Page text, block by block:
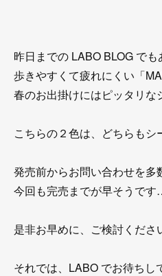
昨日までの LABO BLOG で
歩きやすくて疲れにくい「
春のお出掛けにはピッタリな
こちらの２色は、どちらもシ
発売前からお問い合わせを多
今回も完売までが早そうです
是非お早めに、ご検討くださ
それでは、LABO でお待ちし